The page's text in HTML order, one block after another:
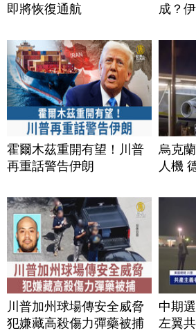
即將恢復通航
成？
霍爾木茲重開有望！川普
再重話警告伊朗
烏克
人機
川普加州球場傳安全威脅
犯嫌藏高殺傷力彈藥被捕
中期
左翼